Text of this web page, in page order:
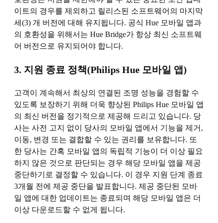
이트의 경우를 제외하고 릴리스된 소프트웨어의 마지막
세(3) 개 버전에 대해 유지됩니다. 공식 Hue 모바일 앱과
의 호환성을 위해서는 Hue Bridge가 항상 최신 소프트웨
어 버전으로 유지되어야 합니다.
3. 지원 종료 정책(Philips Hue 모바일 앱)
고객이 계속해서 최상의 연결된 조명 성능을 경험할 수
있도록 보장하기 위해 더욱 향상된 Philips Hue 모바일 앱
의 최신 버전을 정기적으로 제공해 드리고 있습니다. 당
사는 사전 고지 없이 당사의 모바일 앱에서 기능을 제거,
이동, 변경 또는 결합할 수 있는 권리를 보유합니다. 또
한 당사는 간혹 모바일 앱의 독립적 기능이 더 이상 필요
하지 않은 것으로 판단되는 경우 해당 모바일 앱을 제공
중단하기로 결정할 수 있습니다. 이 경우 지원 단계 종료
3개월 전에 제공 중단을 발표합니다. 제공 중단된 모바
일 앱에 대한 업데이트는 종료되며 해당 모바일 앱은 더
이상 다운로드할 수 없게 됩니다.